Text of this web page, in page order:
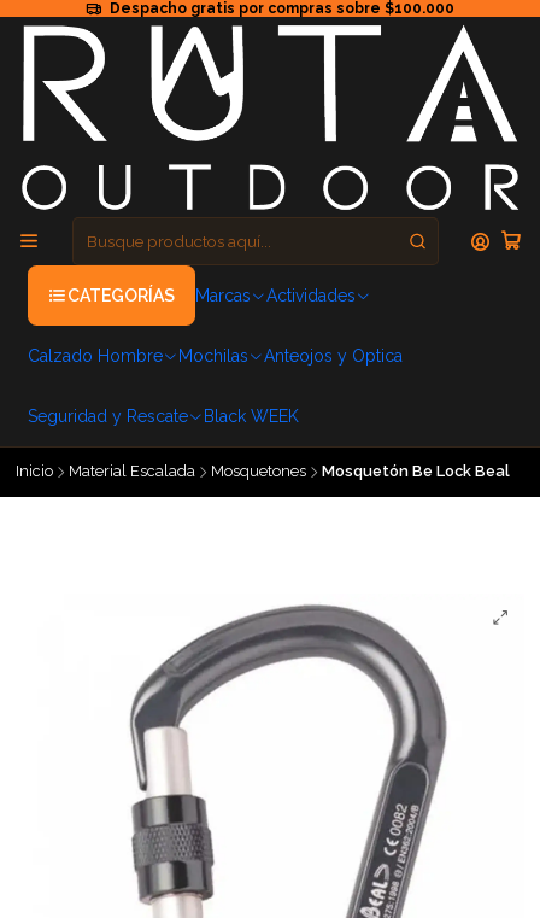
Despacho gratis por compras sobre $100.000
CATEGORÍAS Marcas Actividades
Calzado Hombre Mochilas Anteojos y Optica
Seguridad y Rescate Black WEEK
Inicio Material Escalada Mosquetones Mosquetón Be Lock Beal